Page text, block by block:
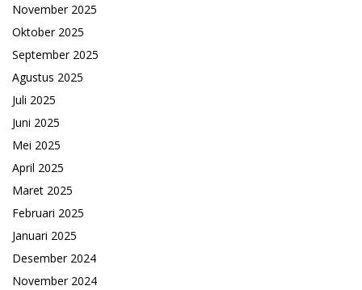
November 2025
Oktober 2025
September 2025
Agustus 2025
Juli 2025
Juni 2025
Mei 2025
April 2025
Maret 2025
Februari 2025
Januari 2025
Desember 2024
November 2024